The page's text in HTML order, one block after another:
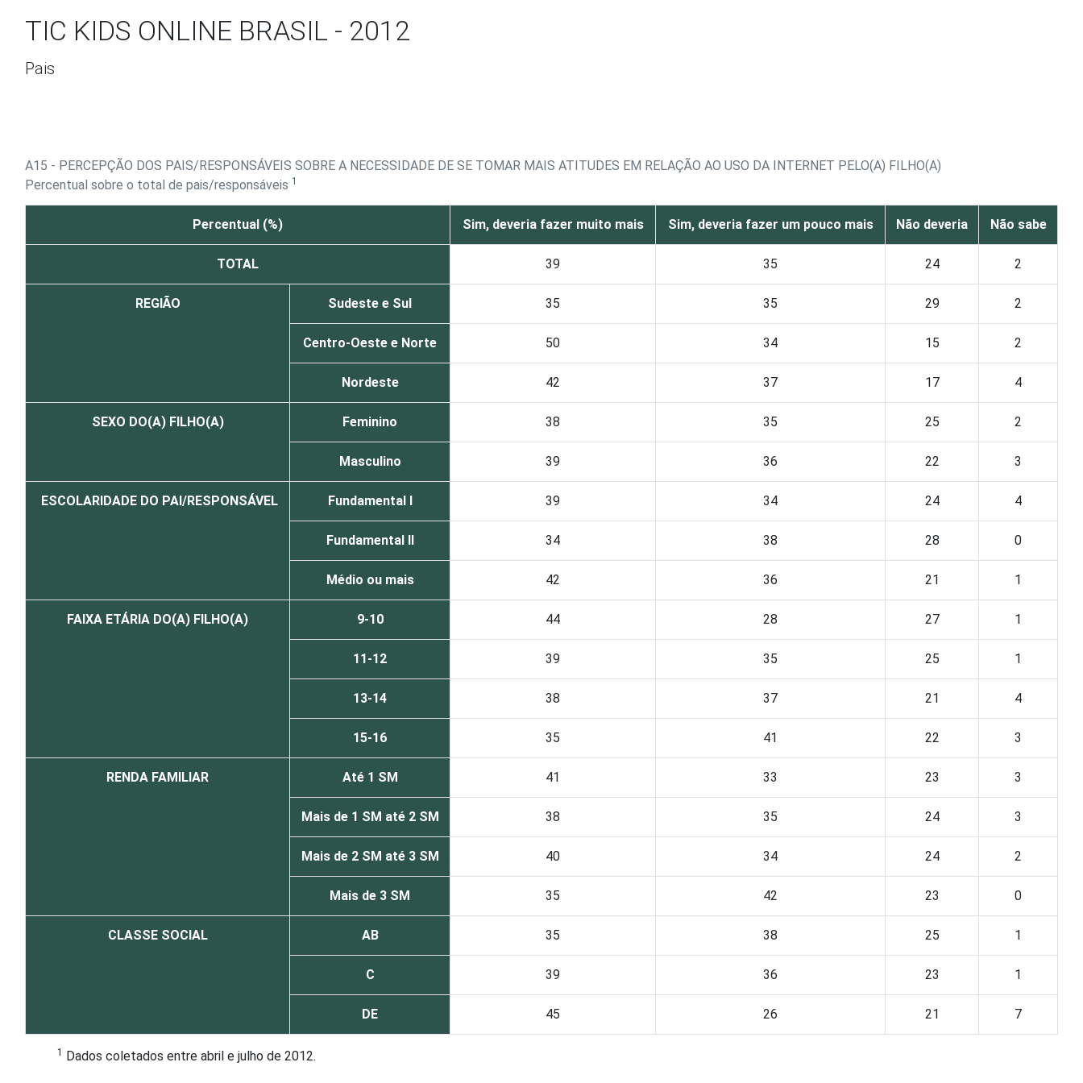
TIC KIDS ONLINE BRASIL - 2012
Pais
A15 - PERCEPÇÃO DOS PAIS/RESPONSÁVEIS SOBRE A NECESSIDADE DE SE TOMAR MAIS ATITUDES EM RELAÇÃO AO USO DA INTERNET PELO(A) FILHO(A)
Percentual sobre o total de pais/responsáveis 1
Percentual (%) Sim, deveria fazer muito mais Sim, deveria fazer um pouco mais Não deveria Não sabe
TOTAL 39 35 24 2
REGIÃO Sudeste e Sul 35 35 29 2
Centro-Oeste e Norte 50 34 15 2
Nordeste 42 37 17 4
SEXO DO(A) FILHO(A) Feminino 38 35 25 2
Masculino 39 36 22 3
ESCOLARIDADE DO PAI/RESPONSÁVEL Fundamental I 39 34 24 4
Fundamental II 34 38 28 0
Médio ou mais 42 36 21 1
FAIXA ETÁRIA DO(A) FILHO(A) 9-10 44 28 27 1
11-12 39 35 25 1
13-14 38 37 21 4
15-16 35 41 22 3
RENDA FAMILIAR Até 1 SM 41 33 23 3
Mais de 1 SM até 2 SM 38 35 24 3
Mais de 2 SM até 3 SM 40 34 24 2
Mais de 3 SM 35 42 23 0
CLASSE SOCIAL AB 35 38 25 1
C 39 36 23 1
DE 45 26 21 7
1 Dados coletados entre abril e julho de 2012.